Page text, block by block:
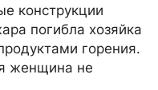
конструкции
погибла хозяйка
горения.
женщина не